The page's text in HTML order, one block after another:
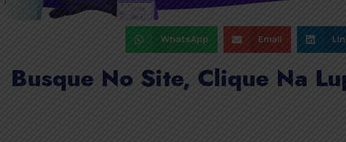
WhatsApp Email
Busque No Site, Clique Na